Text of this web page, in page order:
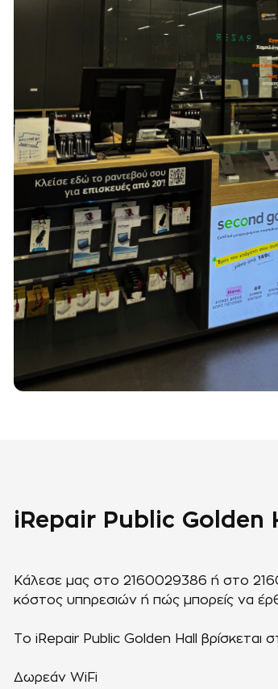
iRepair Public Golden
Κάλεσε μας στο 2160029386 ή στο
κόστος υπηρεσιών ή πώς μπορείς να
Το iRepair Public Golden Hall βρίσκεται
Δωρεάν WiFi